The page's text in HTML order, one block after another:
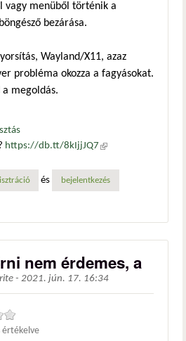
vagy menüből történik a
bezárása.
Wayland/X11, azaz
probléma okozza a fagyásokat.
megoldás.
https://db.tt/8kIjjJQ7 (külső
és bejelentkezés
nem érdemes, a
- 2021. jún. 17. 16:34
értékelve